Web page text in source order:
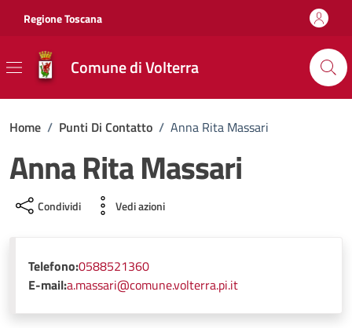
Regione Toscana
Comune di Volterra
Home / Punti Di Contatto / Anna Rita Massari
Anna Rita Massari
Condividi Vedi azioni
Telefono:0588521360
E-mail:a.massari@comune.volterra.pi.it